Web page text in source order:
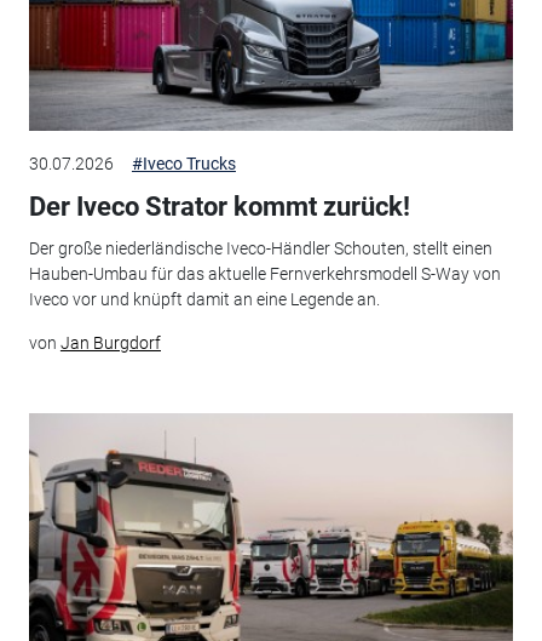
30.07.2026 #Iveco Trucks
Der Iveco Strator kommt zurück!
Der große niederländische Iveco-Händler Schouten, stellt einen
Hauben-Umbau für das aktuelle Fernverkehrsmodell S-Way von
Iveco vor und knüpft damit an eine Legende an.
von Jan Burgdorf